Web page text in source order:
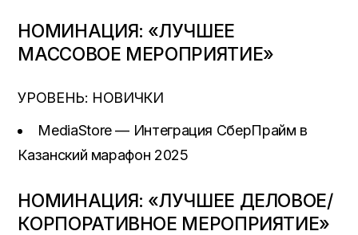
НОМИНАЦИЯ: «ЛУЧШЕЕ
МАССОВОЕ МЕРОПРИЯТИЕ»
УРОВЕНЬ: НОВИЧКИ
MediaStore — Интеграция СберПрайм в
Казанский марафон 2025
НОМИНАЦИЯ: «ЛУЧШЕЕ ДЕЛОВОЕ/
КОРПОРАТИВНОЕ МЕРОПРИЯТИЕ»